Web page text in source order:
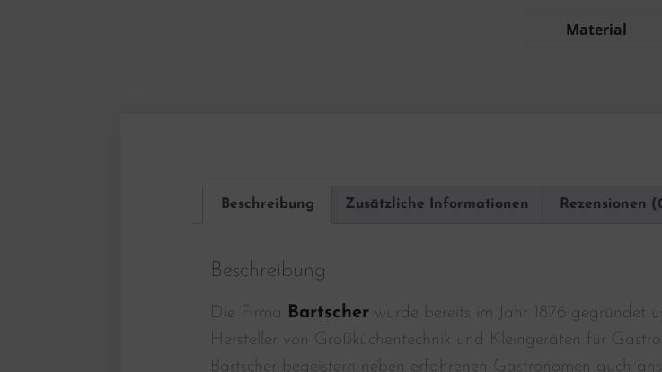
Material
Beschreibung Zusätzliche Informationen Rezensionen
Beschreibung
Die Firma Bartscher wurde bereits im Jahr 1876 gegründet
Hersteller von Großküchentechnik und Kleingeräten für
Bartscher begeistern neben erfahrenen Gastronomen auch